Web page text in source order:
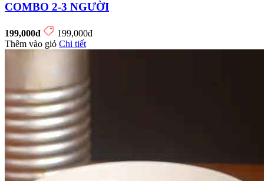
COMBO 2-3 NGƯỜI
199,000đ
199,000đ
Thêm vào giỏ Chi tiết